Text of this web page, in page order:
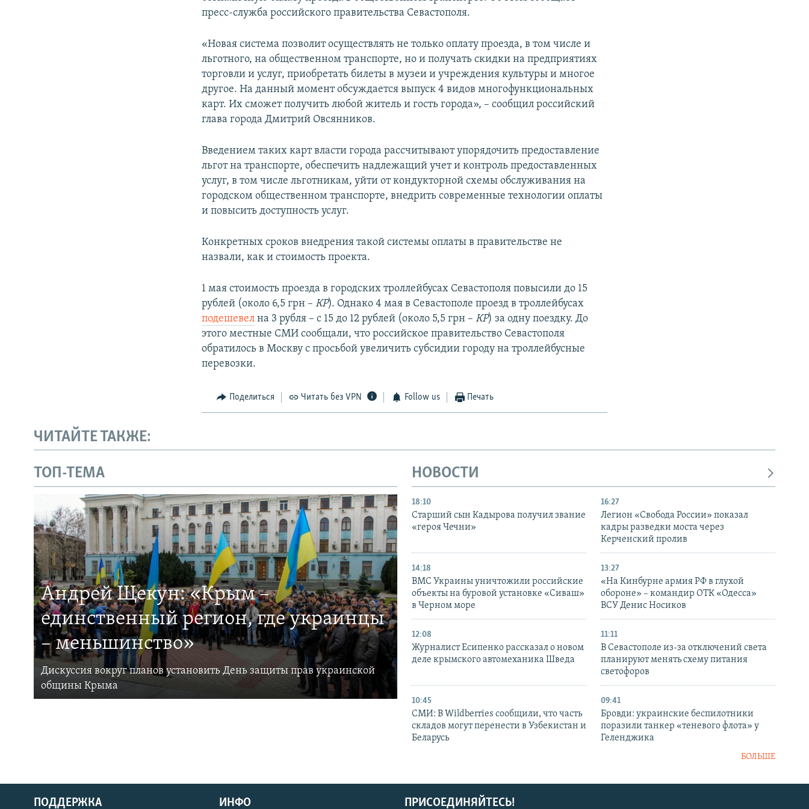
пресс-служба российского правительства Севастополя.
«Новая система позволит осуществлять не только оплату проезда, в том числе и
льготного, на общественном транспорте, но и получать скидки на предприятиях
торговли и услуг, приобретать билеты в музеи и учреждения культуры и многое
другое. На данный момент обсуждается выпуск 4 видов многофункциональных
карт. Их сможет получить любой житель и гость города», – сообщил российский
глава города Дмитрий Овсянников.
Введением таких карт власти города рассчитывают упорядочить предоставление
льгот на транспорте, обеспечить надлежащий учет и контроль предоставленных
услуг, в том числе льготникам, уйти от кондукторной схемы обслуживания на
городском общественном транспорте, внедрить современные технологии оплаты
и повысить доступность услуг.
Конкретных сроков внедрения такой системы оплаты в правительстве не
назвали, как и стоимость проекта.
1 мая стоимость проезда в городских троллейбусах Севастополя повысили до 15
рублей (около 6,5 грн –КР). Однако 4 мая в Севастополе проезд в троллейбусах
подешевел на 3 рубля – с 15 до 12 рублей (около 5,5 грн –КР) за одну поездку. До
этого местные СМИ сообщали, что российское правительство Севастополя
обратилось в Москву с просьбой увеличить субсидии городу на троллейбусные
перевозки.
Поделиться Читать без VPN Follow us Печать
ЧИТАЙТЕ ТАКЖЕ:
ТОП-ТЕМА
Андрей Щекун: «Крым –
единственный регион, где украинцы
– меньшинство»
Дискуссия вокруг планов установить День защиты прав украинской
общины Крыма
НОВОСТИ
18:10
Старший сын Кадырова получил звание
«героя Чечни»
16:27
Легион «Свобода России» показал
кадры разведки моста через
Керченский пролив
14:18
ВМС Украины уничтожили российские
объекты на буровой установке «Сиваш»
в Черном море
13:27
«На Кинбурне армия РФ в глухой
обороне» – командир ОТК «Одесса»
ВСУ Денис Носиков
12:08
Журналист Есипенко рассказал о новом
деле крымского автомеханика Шведа
11:11
В Севастополе из-за отключений света
планируют менять схему питания
светофоров
10:45
СМИ: В Wildberries сообщили, что часть
складов могут перенести в Узбекистан и
Беларусь
09:41
Бровди: украинские беспилотники
поразили танкер «теневого флота» у
Геленджика
БОЛЬШЕ
ПРИСОЕДИНЯЙТЕСЬ!
ПОДДЕРЖКА ИНФО